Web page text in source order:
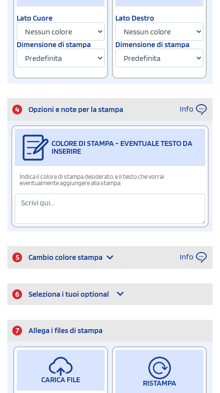
Lato Cuore
Dimensione di stampa
Lato Destro
Dimensione di stampa
4 Opzioni e note per la stampa Info
COLORE DI STAMPA - EVENTUALE TESTO DA
INSERIRE
Indica il colore di stampa desiderato, e il testo che vorrai
eventualmente aggiungere alla stampa.
5 Cambio colore stampa Info
6 Seleziona i tuoi optional
7 Allega i files di stampa
CARICA FILE RISTAMPA